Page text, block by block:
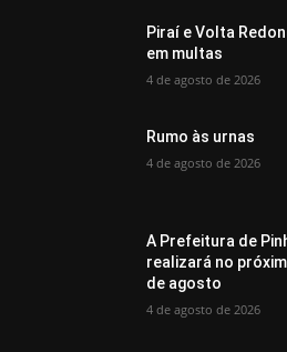
Piraí e Volta
em multas
4 de agosto de 2026
Rumo às urnas
4 de agosto de 2026
A Prefeitura de
realizará no
de agosto
4 de agosto de 2026